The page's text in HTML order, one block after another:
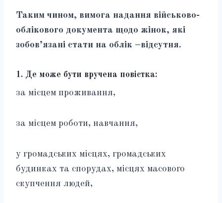
Таким чином, вимога надання військово-
облікового документа щодо жінок, які
зобов’язані стати на облік –відсутня.
1. Де може бути вручена повістка:
за місцем проживання,
за місцем роботи, навчання,
у громадських місцях, громадських
будинках та спорудах, місцях масового
скупчення людей,